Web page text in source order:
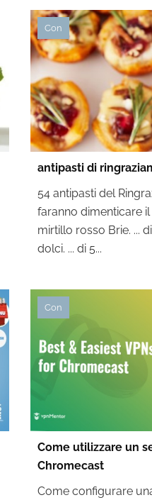
Con
antipasti di
54 antipasti del
faranno dimenticare
mirtillo rosso Brie. ...
dolci. ... di 5...
Con
Come utilizzare un
Chromecast
Come configurare